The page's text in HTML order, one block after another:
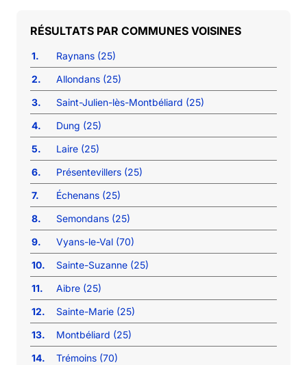
COMMUNES VOISINES
1.
Raynans (25)
2.
Allondans (25)
3.
Saint-Julien-lès-Montbéliard (25)
4.
Dung (25)
5.
Laire (25)
6.
Présentevillers (25)
7.
Échenans (25)
8.
Semondans (25)
9.
Vyans-le-Val (70)
10.
Sainte-Suzanne (25)
11.
Aibre (25)
12.
Sainte-Marie (25)
13.
Montbéliard (25)
14.
Trémoins (70)